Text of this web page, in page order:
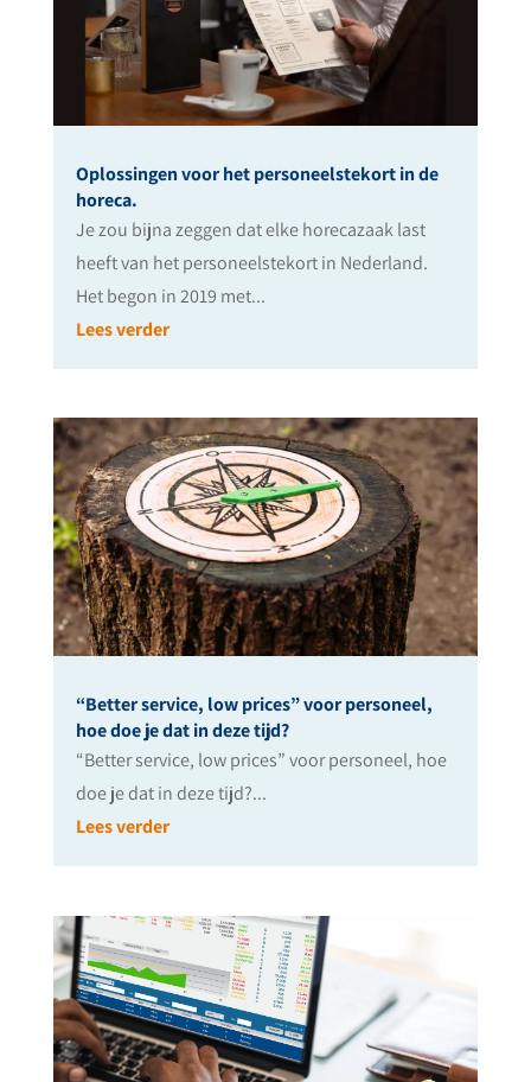
Oplossingen voor het personeelstekort in de
horeca.
Je zou bijna zeggen dat elke horecazaak last
heeft van het personeelstekort in Nederland.
Het begon in 2019 met...
Lees verder
“Better service, low prices” voor personeel,
hoe doe je dat in deze tijd?
“Better service, low prices” voor personeel, hoe
doe je dat in deze tijd?...
Lees verder